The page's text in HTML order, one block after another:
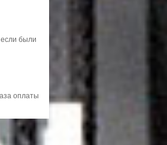
если были
оплаты